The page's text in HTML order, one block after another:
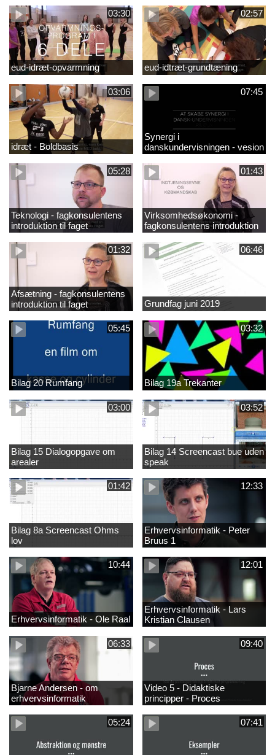
03:30
eud-idræt-opvarmning
02:57
eud-idtræt-grundtæning
03:06
idræt - Boldbasis
07:45
Synergi i
danskundervisningen - vesion
2
05:28
Teknologi - fagkonsulentens
introduktion til faget
01:43
Virksomhedsøkonomi -
fagkonsulentens introduktion
til faget
01:32
Afsætning - fagkonsulentens
introduktion til faget
06:46
Grundfag juni 2019
05:45
Bilag 20 Rumfang
03:32
Bilag 19a Trekanter
03:00
Bilag 15 Dialogopgave om
arealer
03:52
Bilag 14 Screencast bue uden
speak
01:42
Bilag 8a Screencast Ohms
lov
12:33
Erhvervsinformatik - Peter
Bruus 1
10:44
Erhvervsinformatik - Ole Raal
12:01
Erhvervsinformatik - Lars
Kristian Clausen
06:33
Bjarne Andersen - om
erhvervsinformatik
09:40
Video 5 - Didaktiske
principper - Proces
05:24 07:41